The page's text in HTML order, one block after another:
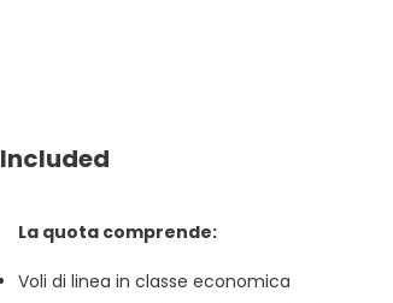
Included
La quota comprende:
Voli di linea in classe economica